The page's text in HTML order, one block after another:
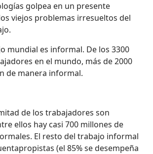
golpea en un presente
viejos problemas irresueltos del
mundial es informal. De los 3300
en el mundo, más de 2000
de manera informal.
de los trabajadores son
ellos hay casi 700 millones de
El resto del trabajo informal
(el 85% se desempeña